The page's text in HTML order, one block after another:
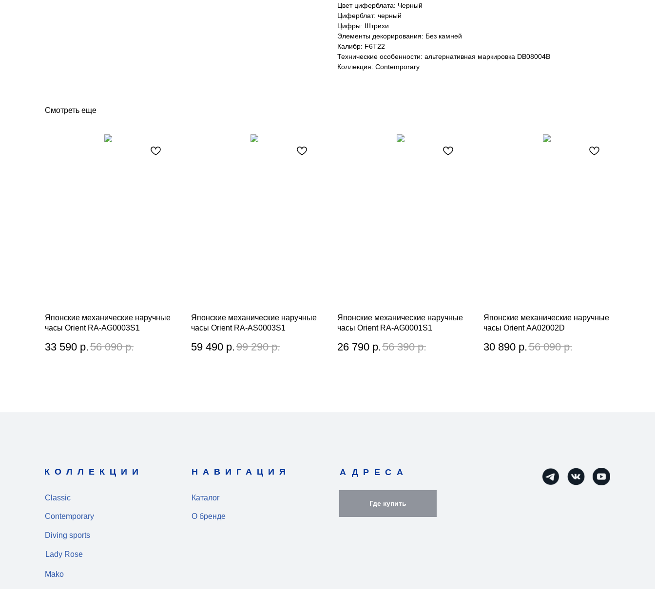
Цвет циферблата: Черный
Циферблат: черный
Цифры: Штрихи
Элементы декорирования: Без камней
Калибр: F6T22
Технические особенности: альтернативная маркировка DB08004B
Коллекция: Contemporary
Смотреть еще
Японские механические наручные
часы Orient RA-AG0003S1
33 590 р.56 090 р.
Японские механические наручные
часы Orient RA-AS0003S1
59 490 р.99 290 р.
Японские механические наручные
часы Orient RA-AG0001S1
26 790 р.56 390 р.
Японские механические наручные
часы Orient AA02002D
30 890 р.56 090 р.
О бренде
Каталог
Lady Rose
Diving sports
Contemporary
АДРЕСА
НАВИГАЦИЯ
КОЛЛЕКЦИИ
Classic
Mako
Где купить